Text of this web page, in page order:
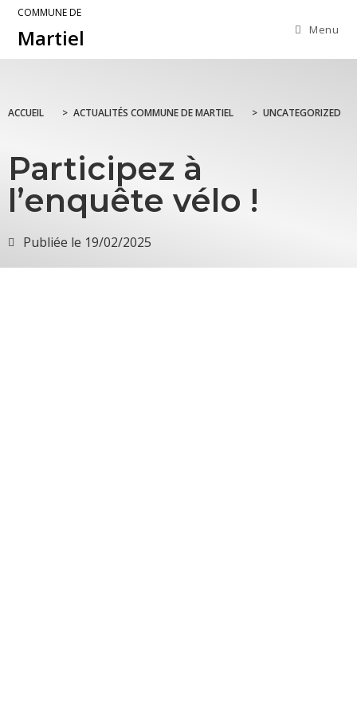
COMMUNE DE
Martiel Menu
ACCUEIL > ACTUALITÉS COMMUNE DE MARTIEL > UNCATEGORIZED
Participez à
l’enquête vélo !
Publiée le 19/02/2025